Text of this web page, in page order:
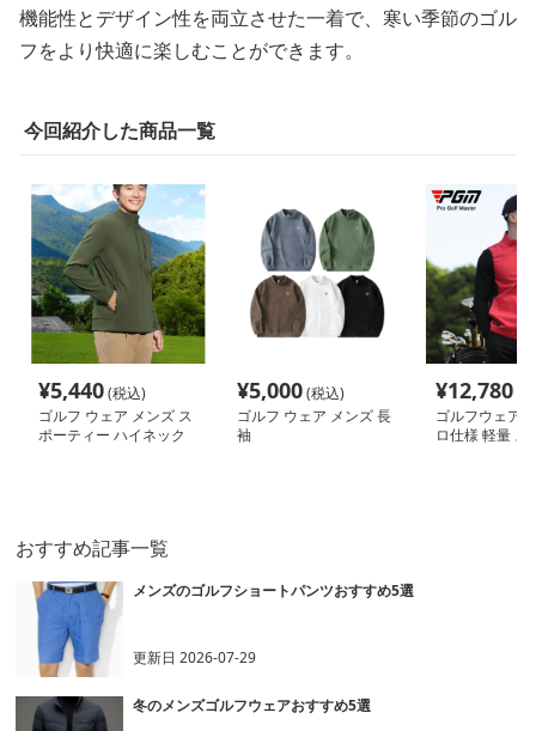
機能性とデザイン性を両立させた一着で、寒い季節のゴル
フをより快適に楽しむことができます。
今回紹介した商品一覧
¥5,440(税込)
ゴルフ ウェア メンズ ス
ポーティー ハイネック
¥5,000(税込)
ゴルフ ウェア メンズ 長
袖
¥12,780
ゴルフウェア
ロ仕様 軽量 ス
おすすめ記事一覧
メンズのゴルフショートパンツおすすめ5選
更新日2026-07-29
冬のメンズゴルフウェアおすすめ5選